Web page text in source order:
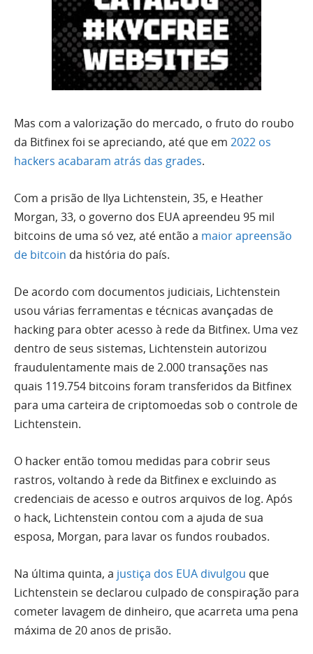
Mas com a valorização do mercado, o fruto do roubo
da Bitfinex foi se apreciando, até que em 2022 os
hackers acabaram atrás das grades.
Com a prisão de Ilya Lichtenstein, 35, e Heather
Morgan, 33, o governo dos EUA apreendeu 95 mil
bitcoins de uma só vez, até então a maior apreensão
de bitcoin da história do país.
De acordo com documentos judiciais, Lichtenstein
usou várias ferramentas e técnicas avançadas de
hacking para obter acesso à rede da Bitfinex. Uma vez
dentro de seus sistemas, Lichtenstein autorizou
fraudulentamente mais de 2.000 transações nas
quais 119.754 bitcoins foram transferidos da Bitfinex
para uma carteira de criptomoedas sob o controle de
Lichtenstein.
O hacker então tomou medidas para cobrir seus
rastros, voltando à rede da Bitfinex e excluindo as
credenciais de acesso e outros arquivos de log. Após
o hack, Lichtenstein contou com a ajuda de sua
esposa, Morgan, para lavar os fundos roubados.
Na última quinta, a justiça dos EUA divulgou que
Lichtenstein se declarou culpado de conspiração para
cometer lavagem de dinheiro, que acarreta uma pena
máxima de 20 anos de prisão.